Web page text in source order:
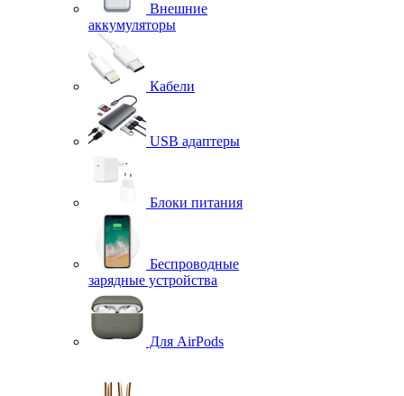
Внешние
аккумуляторы
Кабели
USB адаптеры
Блоки питания
Беспроводные
зарядные устройства
Для AirPods